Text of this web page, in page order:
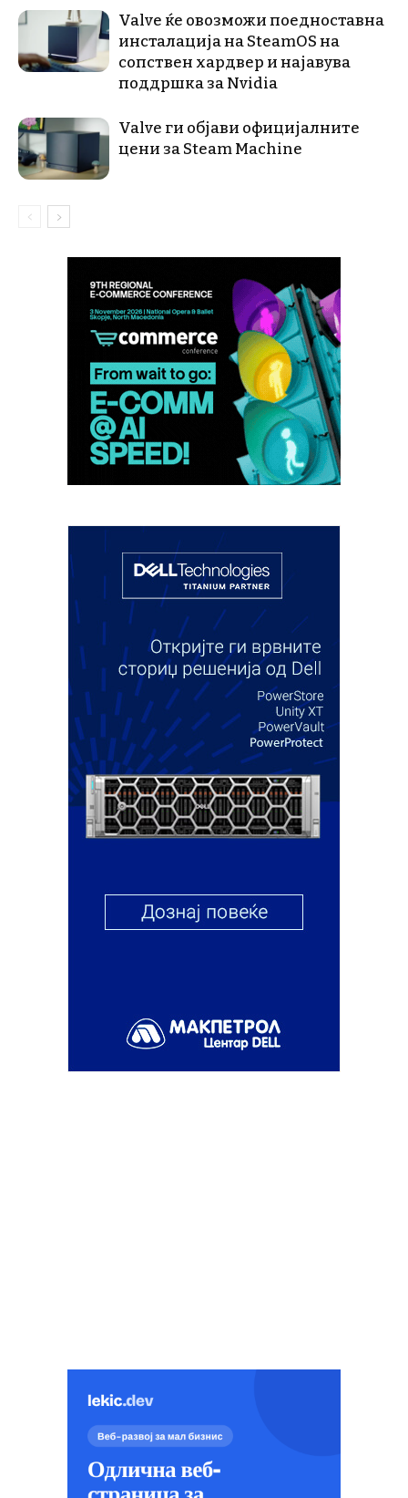
Valve ќе овозможи поедноставна
инсталација на SteamOS на
сопствен хардвер и најавува
поддршка за Nvidia
Valve ги објави официјалните
цени за Steam Machine